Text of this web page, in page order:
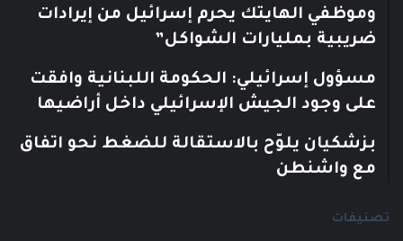
وموظفي الهايتك يحرم إسرائيل من إيرادات
ضريبية بمليارات الشواكل”
مسؤول إسرائيلي: الحكومة اللبنانية وافقت
على وجود الجيش الإسرائيلي داخل أراضيها
بزشكيان يلوّح بالاستقالة للضغط نحو اتفاق
مع واشنطن
تصنيفات